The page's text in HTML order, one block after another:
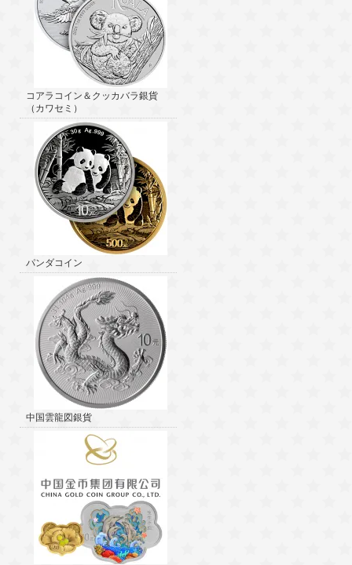
コアラコイン＆クッカバラ銀貨
（カワセミ）
パンダコイン
中国雲龍図銀貨